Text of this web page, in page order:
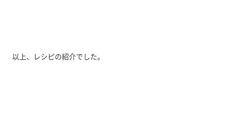
以上、レシピの紹介でした。